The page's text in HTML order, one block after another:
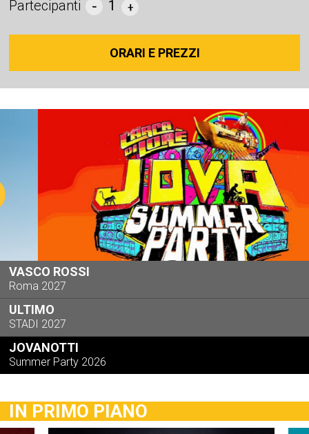
Partecipanti 1
ORARI E PREZZI
VASCO ROSSI
Roma 2027
ULTIMO
STADI 2027
JOVANOTTI
Summer Party 2026
IN PRIMO PIANO